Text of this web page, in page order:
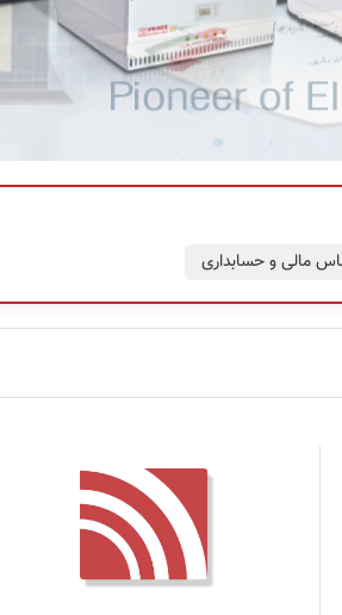
مالی و حسابداری